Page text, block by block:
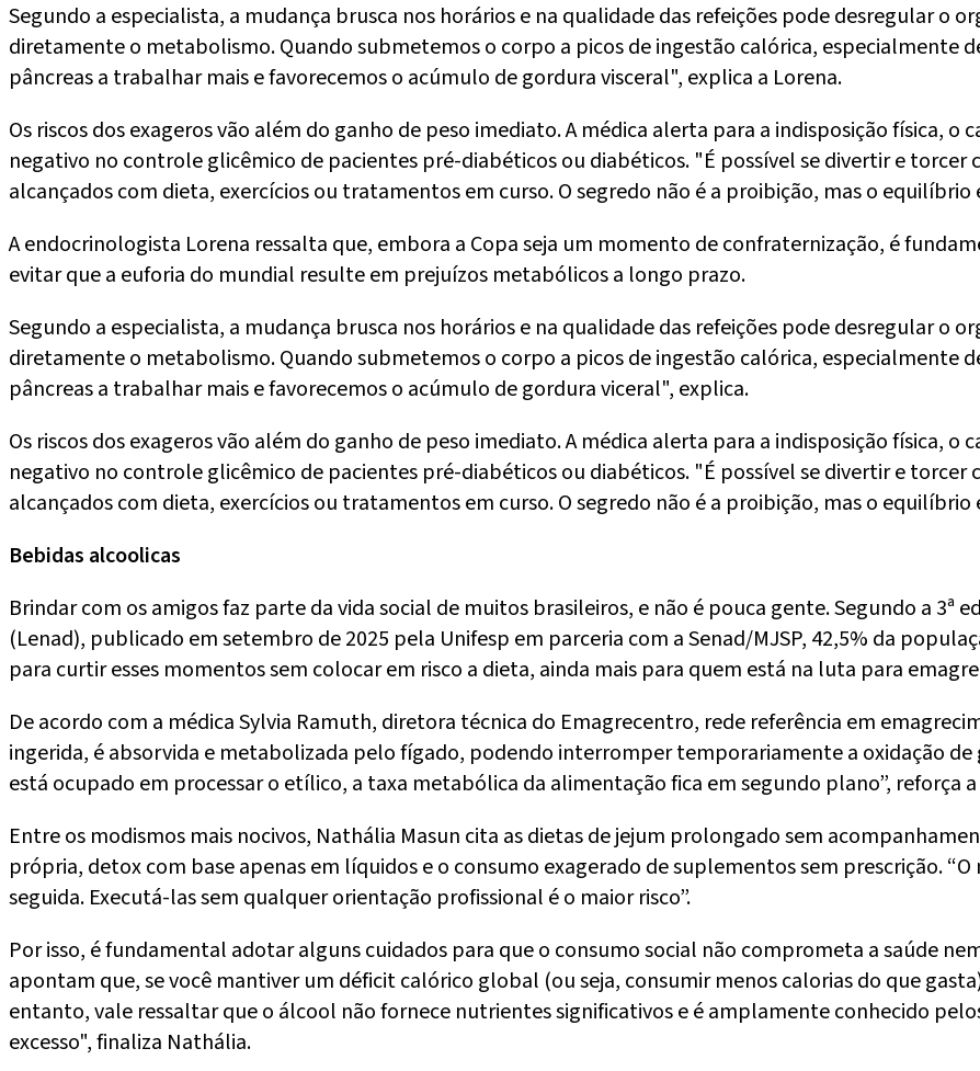
Segundo a especialista, a mudança brusca nos horários e na qualidade das refeições pode desregular o
diretamente o metabolismo. Quando submetemos o corpo a picos de ingestão calórica, especialmente
pâncreas a trabalhar mais e favorecemos o acúmulo de gordura visceral", explica a Lorena.
Os riscos dos exageros vão além do ganho de peso imediato. A médica alerta para a indisposição física,
negativo no controle glicêmico de pacientes pré-diabéticos ou diabéticos. "É possível se divertir e torcer
alcançados com dieta, exercícios ou tratamentos em curso. O segredo não é a proibição, mas o equilíbrio
A endocrinologista Lorena ressalta que, embora a Copa seja um momento de confraternização, é
evitar que a euforia do mundial resulte em prejuízos metabólicos a longo prazo.
Segundo a especialista, a mudança brusca nos horários e na qualidade das refeições pode desregular o
diretamente o metabolismo. Quando submetemos o corpo a picos de ingestão calórica, especialmente
pâncreas a trabalhar mais e favorecemos o acúmulo de gordura viceral", explica.
Os riscos dos exageros vão além do ganho de peso imediato. A médica alerta para a indisposição física,
negativo no controle glicêmico de pacientes pré-diabéticos ou diabéticos. "É possível se divertir e torcer
alcançados com dieta, exercícios ou tratamentos em curso. O segredo não é a proibição, mas o equilíbrio
Bebidas alcoolicas
Brindar com os amigos faz parte da vida social de muitos brasileiros, e não é pouca gente. Segundo a 3ª
(Lenad), publicado em setembro de 2025 pela Unifesp em parceria com a Senad/MJSP, 42,5% da
para curtir esses momentos sem colocar em risco a dieta, ainda mais para quem está na luta para
De acordo com a médica Sylvia Ramuth, diretora técnica do Emagrecentro, rede referência em
ingerida, é absorvida e metabolizada pelo fígado, podendo interromper temporariamente a oxidação
está ocupado em processar o etílico, a taxa metabólica da alimentação fica em segundo plano”, reforça
Entre os modismos mais nocivos, Nathália Masun cita as dietas de jejum prolongado sem
própria, detox com base apenas em líquidos e o consumo exagerado de suplementos sem prescrição.
seguida. Executá-las sem qualquer orientação profissional é o maior risco”.
Por isso, é fundamental adotar alguns cuidados para que o consumo social não comprometa a saúde
apontam que, se você mantiver um déficit calórico global (ou seja, consumir menos calorias do que
entanto, vale ressaltar que o álcool não fornece nutrientes significativos e é amplamente conhecido
excesso", finaliza Nathália.